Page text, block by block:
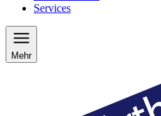
Services
Mehr